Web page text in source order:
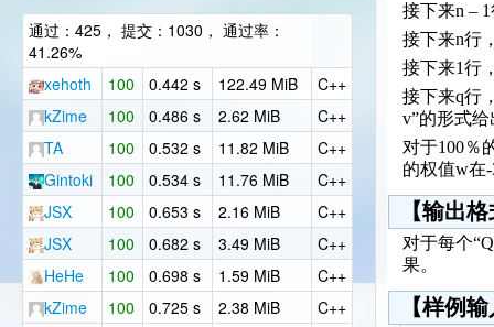
通过：425， 提交：1030， 通过率：
41.26%
xehoth
100 0.442 s 122.49 MiB
C++
kZime
100 0.486 s 2.62 MiB
C++
TA
100 0.532 s 11.82 MiB
C++
Gintoki
100 0.534 s 11.76 MiB
C++
JSX
100 0.653 s 2.16 MiB
C++
JSX
100 0.682 s 3.49 MiB
C++
HeHe
100 0.698 s 1.59 MiB
C++
kZime
100 0.725 s 2.38 MiB
C++
接下来n –
接下来n行
接下来1行
接下来q行
v”的形式给
对于100％
的权值w在-
【输出
对于每个
果。
【样例